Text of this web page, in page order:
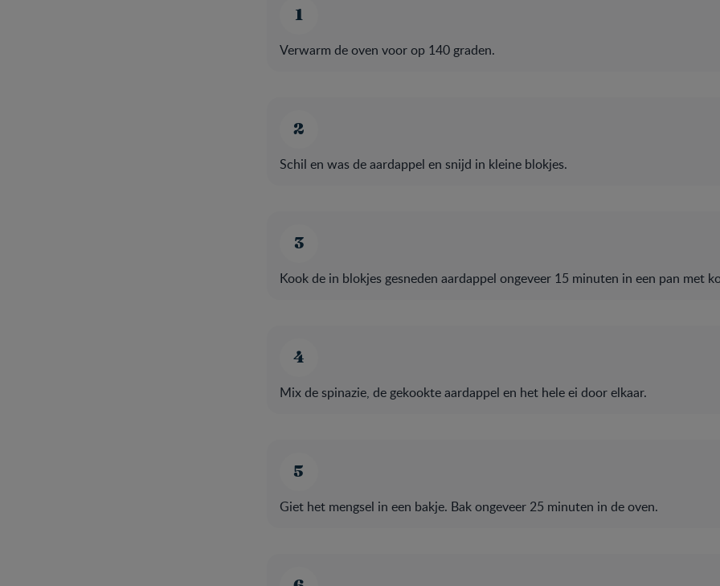
Verwarm de oven voor op 140 graden.
Schil en was de aardappel en snijd in kleine blokjes.
Kook de in blokjes gesneden aardappel ongeveer 15 minuten in een pan met
Mix de spinazie, de gekookte aardappel en het hele ei door elkaar.
Giet het mengsel in een bakje. Bak ongeveer 25 minuten in de oven.